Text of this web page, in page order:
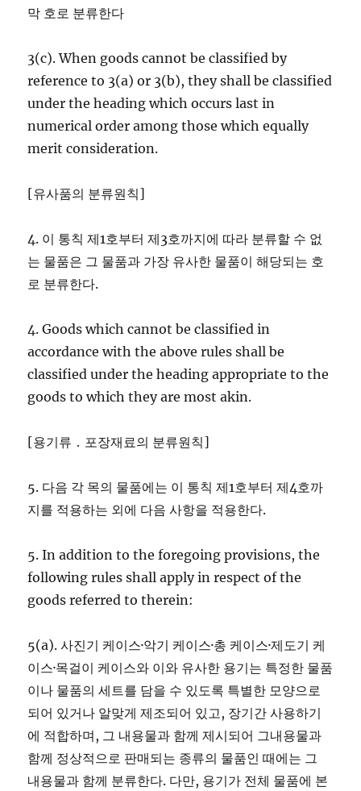
막 호로 분류한다
3(c). When goods cannot be classified by
reference to 3(a) or 3(b), they shall be classified
under the heading which occurs last in
numerical order among those which equally
merit consideration.
[유사품의 분류원칙]
4. 이 통칙 제1호부터 제3호까지에 따라 분류할 수 없
는 물품은 그 물품과 가장 유사한 물품이 해당되는 호
로 분류한다.
4. Goods which cannot be classified in
accordance with the above rules shall be
classified under the heading appropriate to the
goods to which they are most akin.
[용기류 ․ 포장재료의 분류원칙]
5. 다음 각 목의 물품에는 이 통칙 제1호부터 제4호까
지를 적용하는 외에 다음 사항을 적용한다.
5. In addition to the foregoing provisions, the
following rules shall apply in respect of the
goods referred to therein:
5(a). 사진기 케이스·악기 케이스·총 케이스·제도기 케
이스·목걸이 케이스와 이와 유사한 용기는 특정한 물품
이나 물품의 세트를 담을 수 있도록 특별한 모양으로
되어 있거나 알맞게 제조되어 있고, 장기간 사용하기
에 적합하며, 그 내용물과 함께 제시되어 그내용물과
함께 정상적으로 판매되는 종류의 물품인 때에는 그
내용물과 함께 분류한다. 다만, 용기가 전체 물품에 본